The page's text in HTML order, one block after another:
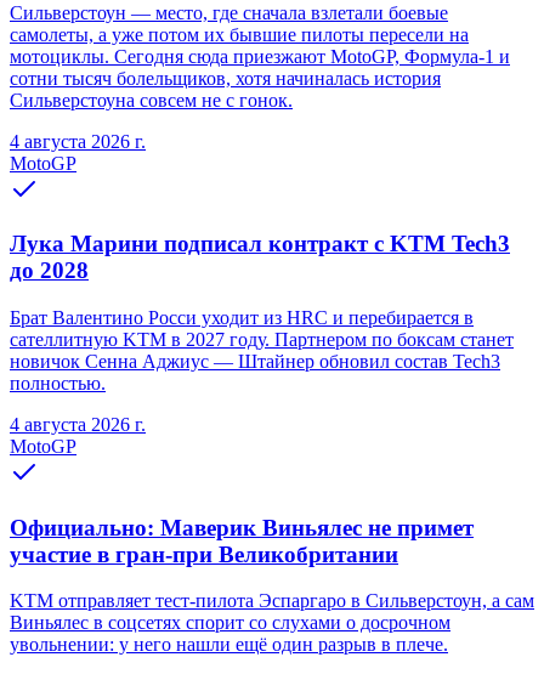
Сильверстоун — место, где сначала взлетали боевые
самолеты, а уже потом их бывшие пилоты пересели на
мотоциклы. Сегодня сюда приезжают MotoGP, Формула-1 и
сотни тысяч болельщиков, хотя начиналась история
Сильверстоуна совсем не с гонок.
4 августа 2026 г.
MotoGP
Лука Марини подписал контракт с KTM Tech3
до 2028
Брат Валентино Росси уходит из HRC и перебирается в
сателлитную KTM в 2027 году. Партнером по боксам станет
новичок Сенна Аджиус — Штайнер обновил состав Tech3
полностью.
4 августа 2026 г.
MotoGP
Официально: Маверик Виньялес не примет
участие в гран-при Великобритании
KTM отправляет тест-пилота Эспаргаро в Сильверстоун, а сам
Виньялес в соцсетях спорит со слухами о досрочном
увольнении: у него нашли ещё один разрыв в плече.